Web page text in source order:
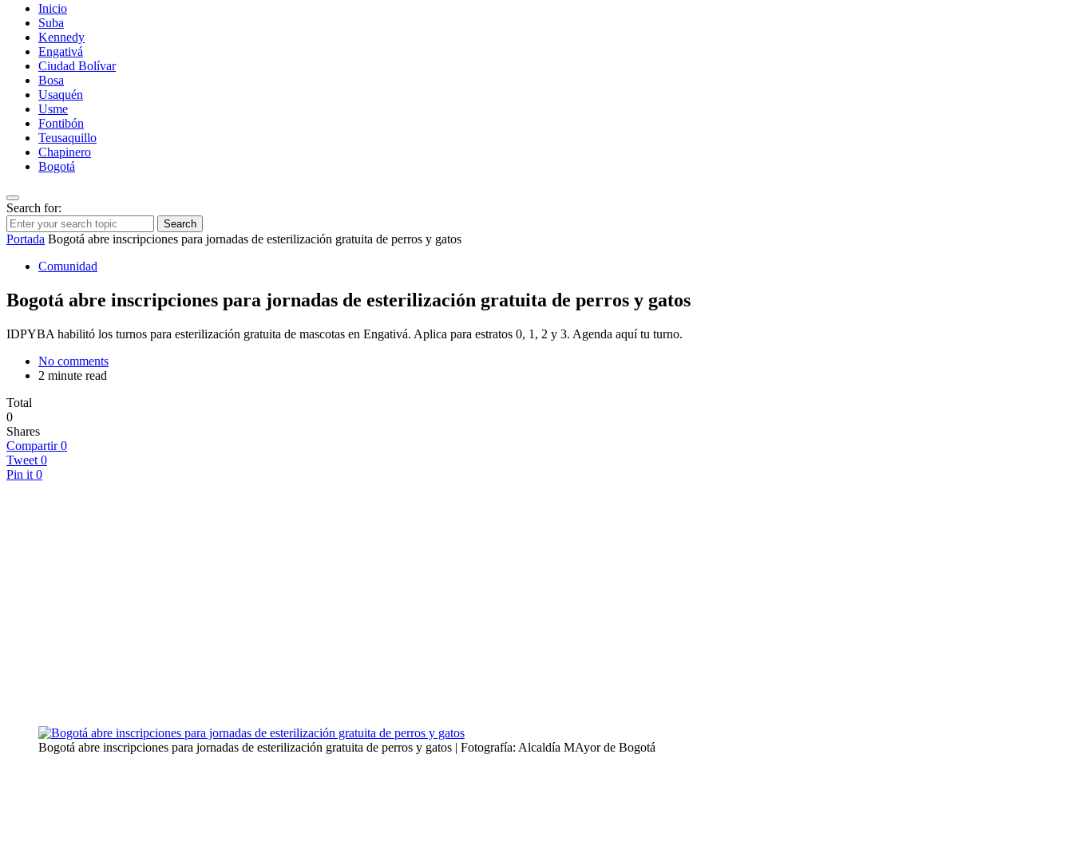
Inicio
Suba
Kennedy
Engativá
Ciudad Bolívar
Bosa
Usaquén
Usme
Fontibón
Teusaquillo
Chapinero
Bogotá
Search for:
Search
Portada Bogotá abre inscripciones para jornadas de esterilización gratuita de perros y gatos
Comunidad
Bogotá abre inscripciones para jornadas de esterilización gratuita de perros y gatos
IDPYBA habilitó los turnos para esterilización gratuita de mascotas en Engativá. Aplica para estratos 0, 1, 2 y 3. Agenda aquí tu turno.
No comments
2 minute read
Total
0
Shares
Compartir 0
Tweet 0
Pin it 0
Bogotá abre inscripciones para jornadas de esterilización gratuita de perros y gatos | Fotografía: Alcaldía MAyor de Bogotá